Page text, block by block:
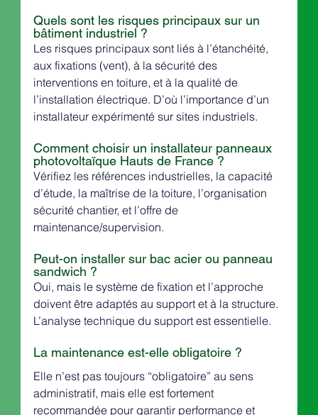
Quels sont les risques principaux sur un
bâtiment industriel ?
Les risques principaux sont liés à l’étanchéité,
aux fixations (vent), à la sécurité des
interventions en toiture, et à la qualité de
l’installation électrique. D’où l’importance d’un
installateur expérimenté sur sites industriels.
Comment choisir un installateur panneaux
photovoltaïque Hauts de France ?
Vérifiez les références industrielles, la capacité
d’étude, la maîtrise de la toiture, l’organisation
sécurité chantier, et l’offre de
maintenance/supervision.
Peut-on installer sur bac acier ou panneau
sandwich ?
Oui, mais le système de fixation et l’approche
doivent être adaptés au support et à la structure.
L’analyse technique du support est essentielle.
La maintenance est-elle obligatoire ?
Elle n’est pas toujours “obligatoire” au sens
administratif, mais elle est fortement
recommandée pour garantir performance et